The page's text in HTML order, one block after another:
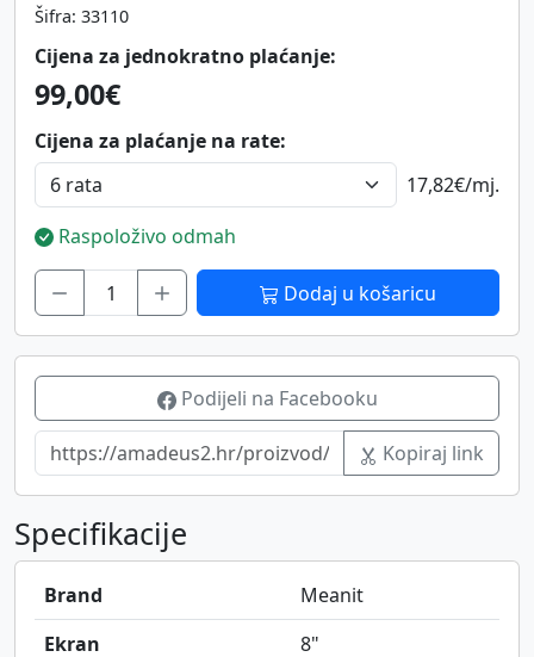
Šifra: 33110
Cijena za jednokratno plaćanje:
99,00€
Cijena za plaćanje na rate:
17,82€/mj.
Raspoloživo odmah
Dodaj u košaricu
Podijeli na Facebooku
Kopiraj link
Specifikacije
Brand
Meanit
Ekran
8"